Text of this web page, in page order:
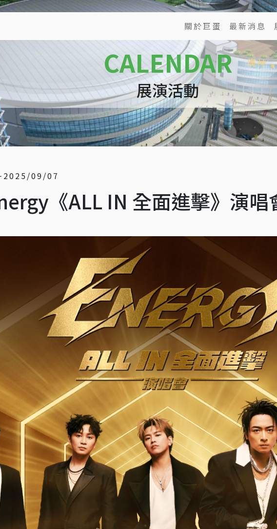
關於巨蛋 最新消息
CALENDAR
展演活動
09/07
《ALL IN 全面進擊》演唱